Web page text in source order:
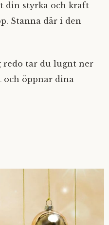
din styrka och kraft
Stanna där i den
redo tar du lugnt ner
och öppnar dina